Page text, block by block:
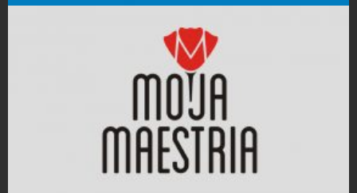
Projekty logo